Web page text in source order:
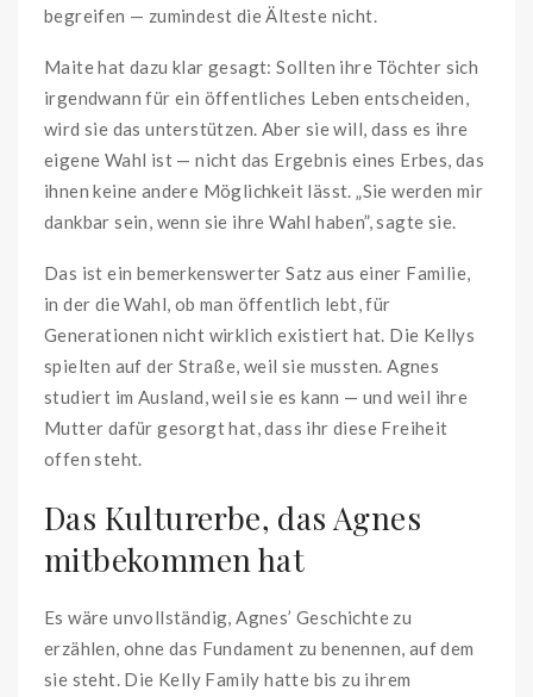
begreifen — zumindest die Älteste nicht.
Maite hat dazu klar gesagt: Sollten ihre Töchter sich
irgendwann für ein öffentliches Leben entscheiden,
wird sie das unterstützen. Aber sie will, dass es ihre
eigene Wahl ist — nicht das Ergebnis eines Erbes, das
ihnen keine andere Möglichkeit lässt. „Sie werden mir
dankbar sein, wenn sie ihre Wahl haben”, sagte sie.
Das ist ein bemerkenswerter Satz aus einer Familie,
in der die Wahl, ob man öffentlich lebt, für
Generationen nicht wirklich existiert hat. Die Kellys
spielten auf der Straße, weil sie mussten. Agnes
studiert im Ausland, weil sie es kann — und weil ihre
Mutter dafür gesorgt hat, dass ihr diese Freiheit
offen steht.
Das Kulturerbe, das Agnes
mitbekommen hat
Es wäre unvollständig, Agnes’ Geschichte zu
erzählen, ohne das Fundament zu benennen, auf dem
sie steht. Die Kelly Family hatte bis zu ihrem